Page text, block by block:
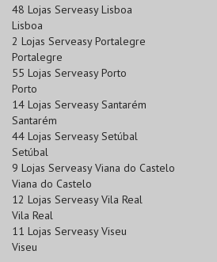
48 Lojas Serveasy Lisboa
Lisboa
2 Lojas Serveasy Portalegre
Portalegre
55 Lojas Serveasy Porto
Porto
14 Lojas Serveasy Santarém
Santarém
44 Lojas Serveasy Setúbal
Setúbal
9 Lojas Serveasy Viana do Castelo
Viana do Castelo
12 Lojas Serveasy Vila Real
Vila Real
11 Lojas Serveasy Viseu
Viseu